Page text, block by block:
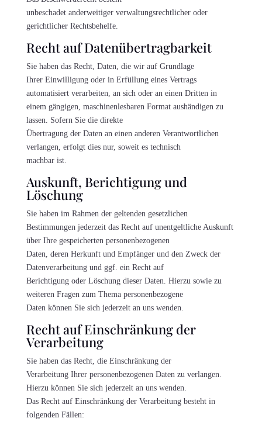
unbeschadet anderweitiger verwaltungsrechtlicher oder
gerichtlicher Rechtsbehelfe.
Recht auf Daten­übertrag­barkeit
Sie haben das Recht, Daten, die wir auf Grundlage
Ihrer Einwilligung oder in Erfüllung eines Vertrags
automatisiert verarbeiten, an sich oder an einen Dritten in
einem gängigen, maschinenlesbaren Format aushändigen zu
lassen. Sofern Sie die direkte
Übertragung der Daten an einen anderen Verantwortlichen
verlangen, erfolgt dies nur, soweit es technisch
machbar ist.
Auskunft, Berichtigung und
Löschung
Sie haben im Rahmen der geltenden gesetzlichen
Bestimmungen jederzeit das Recht auf unentgeltliche Auskunft
über Ihre gespeicherten personenbezogenen
Daten, deren Herkunft und Empfänger und den Zweck der
Datenverarbeitung und ggf. ein Recht auf
Berichtigung oder Löschung dieser Daten. Hierzu sowie zu
weiteren Fragen zum Thema personenbezogene
Daten können Sie sich jederzeit an uns wenden.
Recht auf Einschränkung der
Verarbeitung
Sie haben das Recht, die Einschränkung der
Verarbeitung Ihrer personenbezogenen Daten zu verlangen.
Hierzu können Sie sich jederzeit an uns wenden.
Das Recht auf Einschränkung der Verarbeitung besteht in
folgenden Fällen: